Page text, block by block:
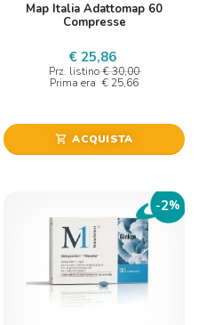
Map Italia Adattomap 60
Compresse
€ 25,86
Prz. listino € 30,00
Prima era € 25,66
shopping_cart ACQUISTA
-2%